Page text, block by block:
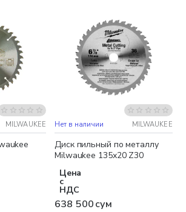
MILWAUKEE Нет в наличии MILWAUKEE
Диск пильный по металлу
Milwaukee 135х20 Z30
Цена
с
НДС
638 500 сум